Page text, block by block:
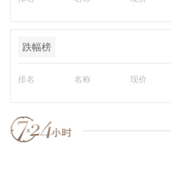
跌幅榜
排名 名称 现价